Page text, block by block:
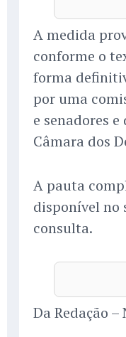
A medida
conforme o
forma
por uma
e senadores
Câmara dos
A pauta
disponível no
consulta.
Da Redação –